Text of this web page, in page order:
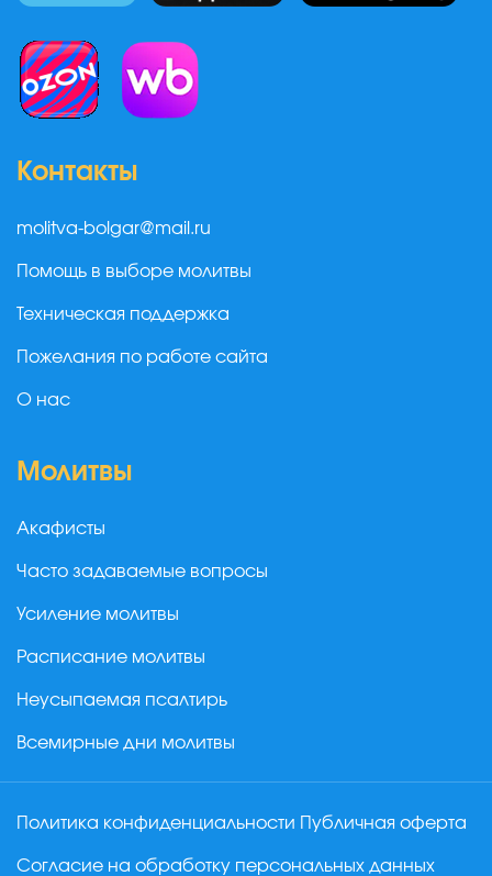
Контакты
molitva-bolgar@mail.ru
Помощь в выборе молитвы
Техническая поддержка
Пожелания по работе сайта
О нас
Молитвы
Акафисты
Часто задаваемые вопросы
Усиление молитвы
Расписание молитвы
Неусыпаемая псалтирь
Всемирные дни молитвы
Политика конфиденциальности Публичная оферта
Согласие на обработку персональных данных